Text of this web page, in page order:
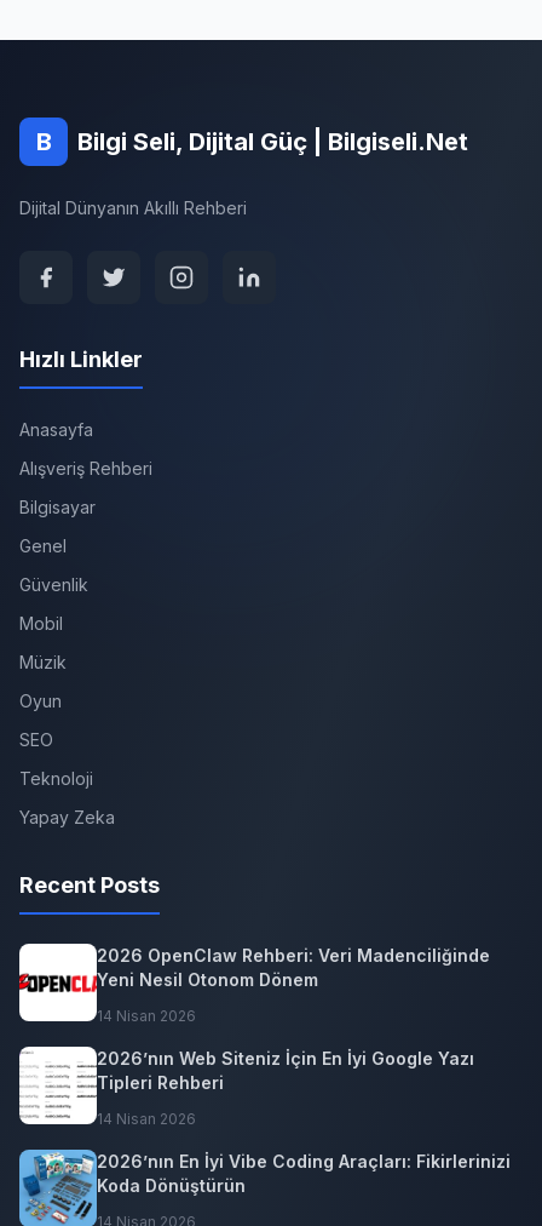
B Bilgi Seli, Dijital Güç | Bilgiseli.Net
Dijital Dünyanın Akıllı Rehberi
Hızlı Linkler
Anasayfa
Alışveriş Rehberi
Bilgisayar
Genel
Güvenlik
Mobil
Müzik
Oyun
SEO
Teknoloji
Yapay Zeka
Recent Posts
2026 OpenClaw Rehberi: Veri Madenciliğinde
Yeni Nesil Otonom Dönem
14 Nisan 2026
2026’nın Web Siteniz İçin En İyi Google Yazı
Tipleri Rehberi
14 Nisan 2026
2026’nın En İyi Vibe Coding Araçları: Fikirlerinizi
Koda Dönüştürün
14 Nisan 2026